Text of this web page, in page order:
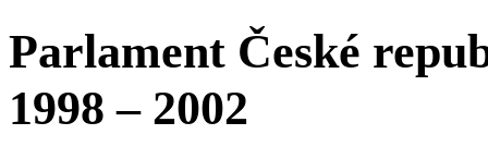
Parlament České
1998 – 2002